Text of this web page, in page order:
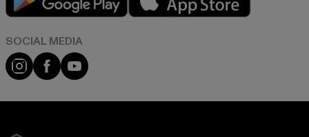
Instagram
FacebookYouTube